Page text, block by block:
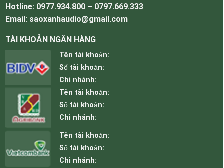
Công suất cực đại: 60W + 60W
Phương thức kết nối: Bluetooth
Cân nặng: 5,6kg
2- Loa treo tường phụ 8ohm.
Là mẫu loa treo đi kèm cùng với loa bluetooth
chính, loa trở kháng 8ohm công suất cũng 30w,
2 loa giống nhau chỉ khác mỗi loa chính có tích
hợp thêm mai công suất và bluetooth, loa đi
kèm thì không có, chỉ được tích hợp phân tần
lọc âm thanh.
Thông số kỹ thuật.
Hotline: 0977.934.800 – 0797.669.333
Email: saoxanhaudio@gmail.com
TÀI KHOẢN NGÂN HÀNG
Tên tài khoản:
Số tài khoản:
Chi nhánh:
Tên tài khoản:
Số tài khoản:
Chi nhánh:
Tên tài khoản:
Số tài khoản:
Chi nhánh: